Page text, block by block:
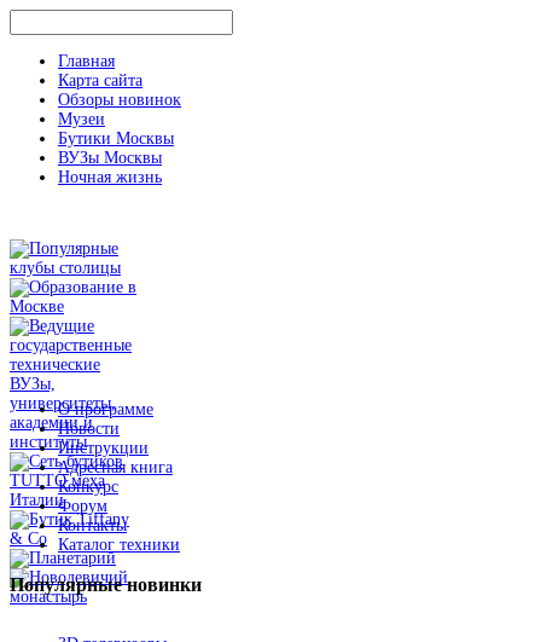
Главная
Карта сайта
Обзоры новинок
Музеи
Бутики Москвы
ВУЗы Москвы
Ночная жизнь
О программе
Новости
Инструкции
Адресная книга
Конкурс
Форум
Контакты
Каталог техники
Популярныеновинки